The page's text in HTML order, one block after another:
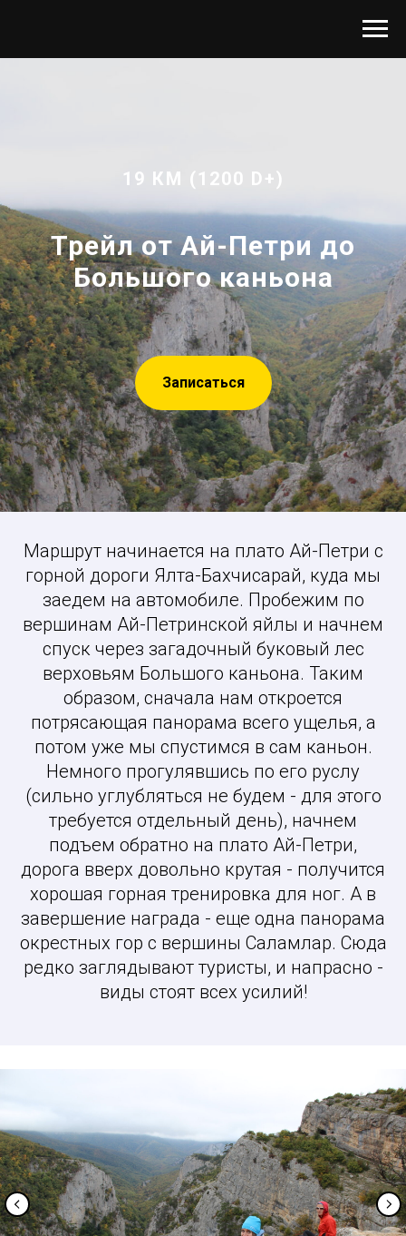
19 КМ (1200 D+)
Трейл от Ай-Петри до
Большого каньона
Записаться
Маршрут начинается на плато Ай-Петри с
горной дороги Ялта-Бахчисарай, куда мы
заедем на автомобиле. Пробежим по
вершинам Ай-Петринской яйлы и начнем
спуск через загадочный буковый лес
верховьям Большого каньона. Таким
образом, сначала нам откроется
потрясающая панорама всего ущелья, а
потом уже мы спустимся в сам каньон.
Немного прогулявшись по его руслу
(сильно углубляться не будем - для этого
требуется отдельный день), начнем
подъем обратно на плато Ай-Петри,
дорога вверх довольно крутая - получится
хорошая горная тренировка для ног. А в
завершение награда - еще одна панорама
окрестных гор с вершины Саламлар. Сюда
редко заглядывают туристы, и напрасно -
виды стоят всех усилий!